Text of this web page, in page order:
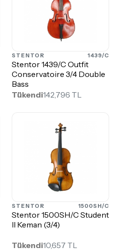
STENTOR 1439/C
Stentor 1439/C Outfit
Conservatoire 3/4 Double
Bass
Tükendi142,796 TL
STENTOR 1500SH/C
Stentor 1500SH/C Student
II Keman (3/4)
Tükendi10,657 TL